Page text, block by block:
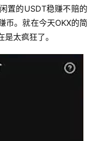
置的USDT稳赚不赔的
币。就在今天OKX的简
太疯狂了。